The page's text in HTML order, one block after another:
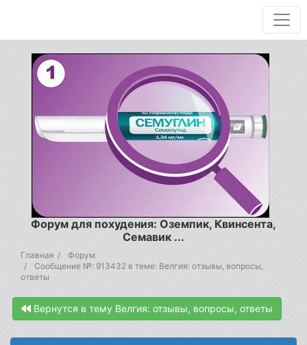
Форум для похудения: Оземпик, Квинсента,
Семавик ...
Главная
Форум
Сообщение №: 913432 в теме: Велгия: отзывы, вопросы,
ответы
Вернутся в тему Велгия: отзывы, вопросы, ответы